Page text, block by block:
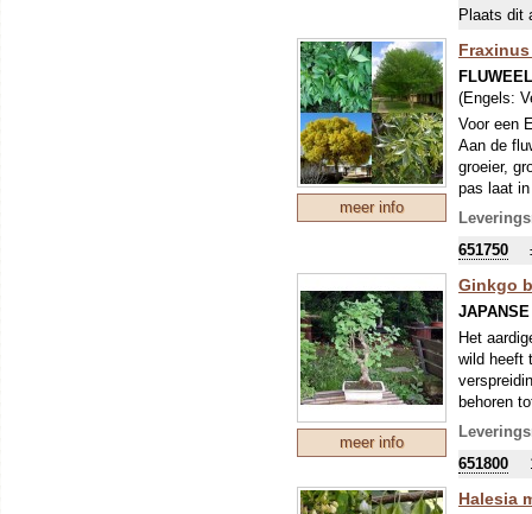
Jonge
toe.
over
Davidia
bezitten
Het
Voordat
vorst en
Plaats dit
meer info
(Engels:
Voor een
Aan de
groeier,
pas laat
651750
meer info
Ginkgo
Het
wild heeft
behoren
Zeer
grote
651800
Halesia